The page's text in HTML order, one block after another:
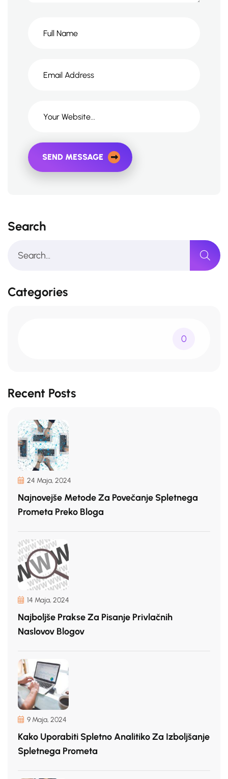
SEND MESSAGE
Search
Categories
0
Recent Posts
24 Maja, 2024
Najnovejše Metode Za Povečanje Spletnega
Prometa Preko Bloga
14 Maja, 2024
Najboljše Prakse Za Pisanje Privlačnih
Naslovov Blogov
9 Maja, 2024
Kako Uporabiti Spletno Analitiko Za Izboljšanje
Spletnega Prometa